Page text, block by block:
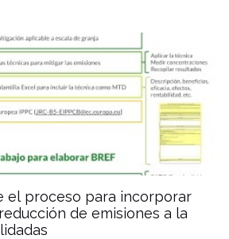
el proceso para incorporar
de emisiones a la